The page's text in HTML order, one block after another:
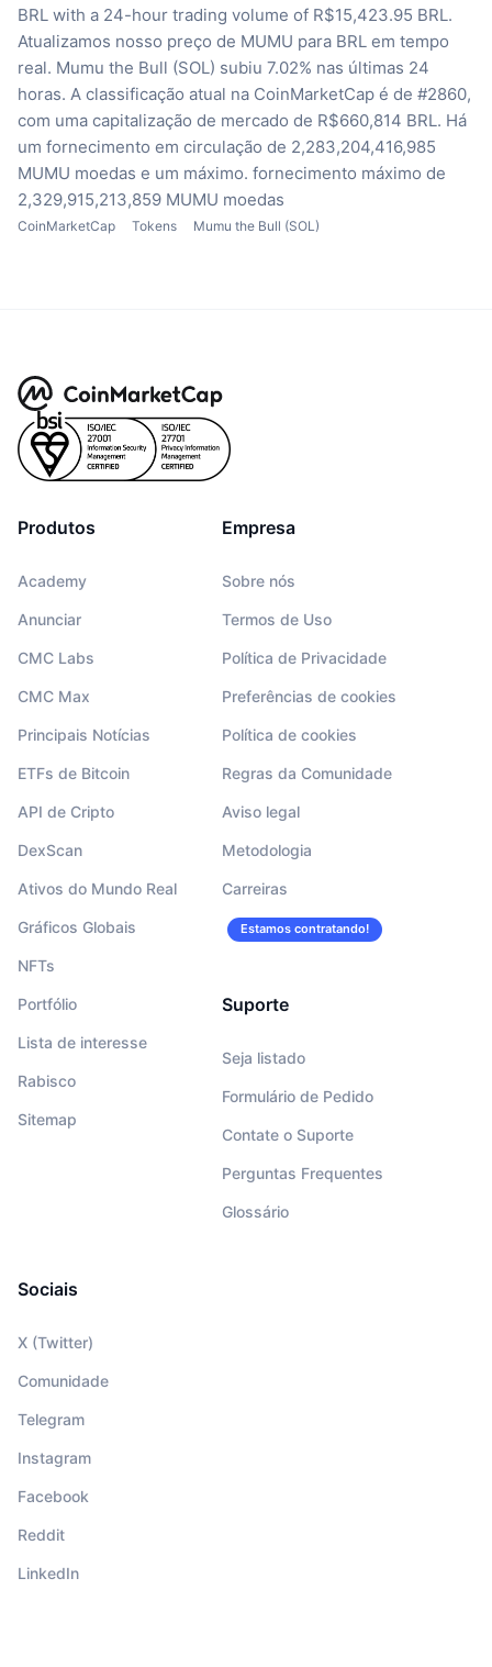
BRL with a 24-hour trading volume of R$15,423.95 BRL.
Atualizamos nosso preço de MUMU para BRL em tempo
real. Mumu the Bull (SOL) subiu 7.02% nas últimas 24
horas. A classificação atual na CoinMarketCap é de #2860,
com uma capitalização de mercado de R$660,814 BRL. Há
um fornecimento em circulação de 2,283,204,416,985
MUMU moedas e um máximo. fornecimento máximo de
2,329,915,213,859 MUMU moedas
CoinMarketCap Tokens Mumu the Bull (SOL)
Produtos
Academy
Anunciar
CMC Labs
CMC Max
Principais Notícias
ETFs de Bitcoin
API de Cripto
DexScan
Ativos do Mundo Real
Gráficos Globais
NFTs
Portfólio
Lista de interesse
Rabisco
Sitemap
Empresa
Sobre nós
Termos de Uso
Política de Privacidade
Preferências de cookies
Política de cookies
Regras da Comunidade
Aviso legal
Metodologia
Carreiras
Estamos contratando!
Suporte
Seja listado
Formulário de Pedido
Contate o Suporte
Perguntas Frequentes
Glossário
Sociais
X (Twitter)
Comunidade
Telegram
Instagram
Facebook
Reddit
LinkedIn